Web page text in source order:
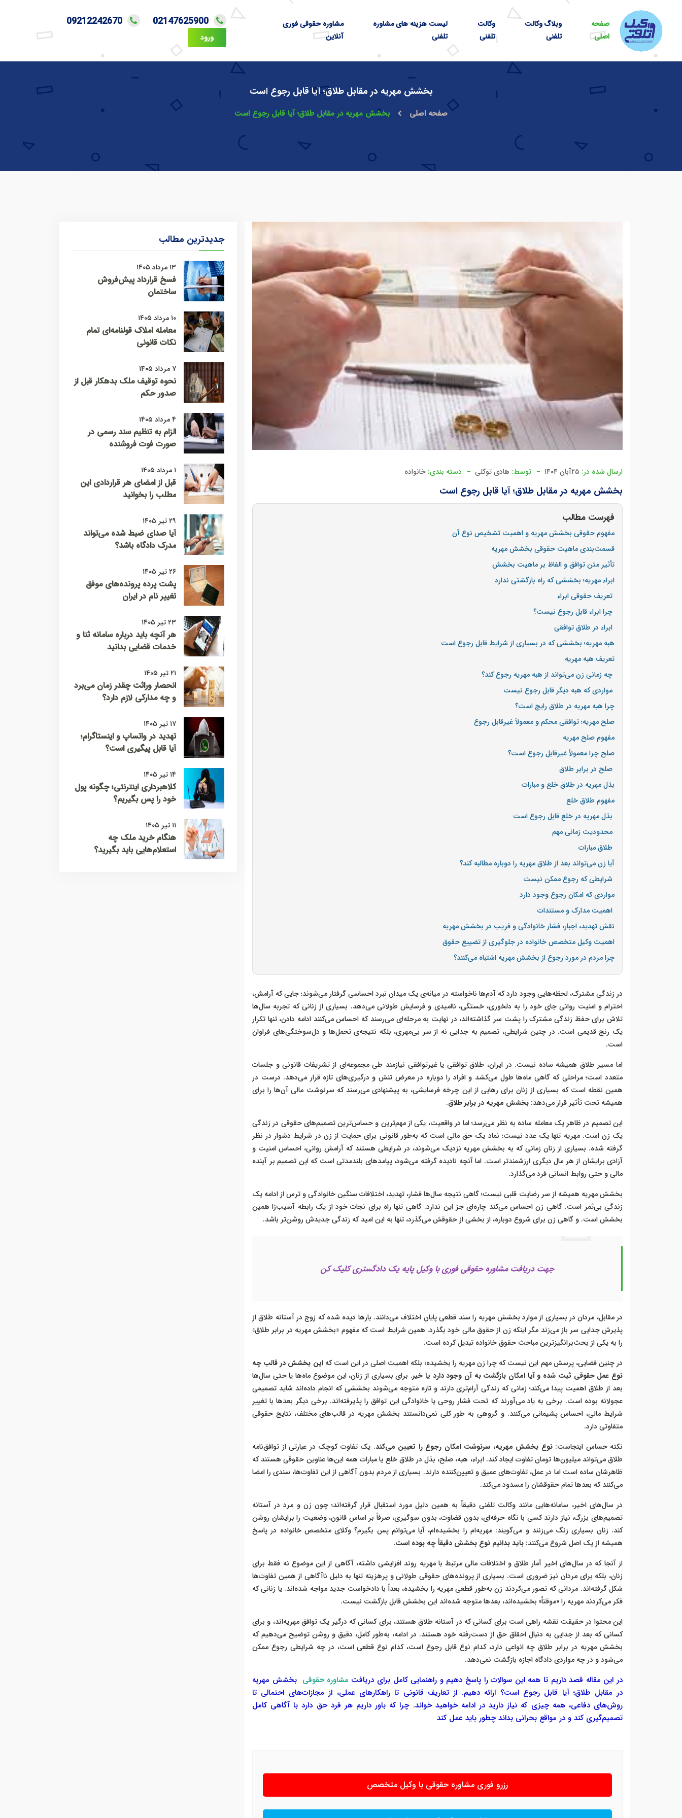
صفحه
اصلی
وبلاگ وکالت
تلفنی
وکالت
تلفنی
لیست هزینه های مشاوره
تلفنی
مشاوره حقوقی فوری
آنلاین
02147625900
09212242670
ورود
بخشش مهریه در مقابل طلاق؛ آیا قابل رجوع است
صفحه اصلی بخشش مهریه در مقابل طلاق؛ آیا قابل رجوع است
ارسال شده در: ۲۵آبان ۱۴۰۴ توسط: هادی توکلی دسته بندی: خانواده
بخشش مهریه در مقابل طلاق؛ آیا قابل رجوع است
فهرست مطالب
مفهوم حقوقی بخشش مهریه و اهمیت تشخیص نوع آن
قسمت‌بندی ماهیت حقوقی بخشش مهریه
تأثیر متن توافق و الفاظ بر ماهیت بخشش
ابراء مهریه؛ بخششی که راه بازگشتی ندارد
تعریف حقوقی ابراء
چرا ابراء قابل رجوع نیست؟
ابراء در طلاق توافقی
هبه مهریه؛ بخششی که در بسیاری از شرایط قابل رجوع است
تعریف هبه مهریه
چه زمانی زن می‌تواند از هبه مهریه رجوع کند؟
مواردی که هبه دیگر قابل رجوع نیست
چرا هبه مهریه در طلاق رایج است؟
صلح مهریه؛ توافقی محکم و معمولاً غیرقابل رجوع
مفهوم صلح مهریه
صلح چرا معمولاً غیرقابل رجوع است؟
صلح در برابر طلاق
بذل مهریه در طلاق خلع و مبارات
مفهوم طلاق خلع
بذل مهریه در خلع قابل رجوع است
محدودیت زمانی مهم
طلاق مبارات
آیا زن می‌تواند بعد از طلاق مهریه را دوباره مطالبه کند؟
شرایطی که رجوع ممکن نیست
مواردی که امکان رجوع وجود دارد
اهمیت مدارک و مستندات
نقش تهدید، اجبار، فشار خانوادگی و فریب در بخشش مهریه
اهمیت وکیل متخصص خانواده در جلوگیری از تضییع حقوق
چرا مردم در مورد رجوع از بخشش مهریه اشتباه می‌کنند؟
در زندگی مشترک، لحظه‌هایی وجود دارد که آدم‌ها ناخواسته در میانه‌ی یک میدان نبرد احساسی گرفتار می‌شوند؛ جایی که آرامش،
احترام و امنیت روانی جای خود را به دلخوری، خستگی، ناامیدی و فرسایش طولانی می‌دهد. بسیاری از زنانی که تجربه سال‌ها
تلاش برای حفظ زندگی مشترک را پشت سر گذاشته‌اند، در نهایت به مرحله‌ای می‌رسند که احساس می‌کنند ادامه دادن، تنها تکرار
یک رنج قدیمی است. در چنین شرایطی، تصمیم به جدایی نه از سر بی‌مهری، بلکه نتیجه‌ی تحمل‌ها و دل‌سوختگی‌های فراوان
است.
اما مسیر طلاق همیشه ساده نیست. در ایران، طلاق توافقی یا غیرتوافقی نیازمند طی مجموعه‌ای از تشریفات قانونی و جلسات
متعدد است؛ مراحلی که گاهی ماه‌ها طول می‌کشد و افراد را دوباره در معرض تنش و درگیری‌های تازه قرار می‌دهد. درست در
همین نقطه است که بسیاری از زنان برای رهایی از این چرخه فرسایشی، به پیشنهادی می‌رسند که سرنوشت مالی آن‌ها را برای
همیشه تحت تأثیر قرار می‌دهد: بخشش مهریه در برابر طلاق.
این تصمیم در ظاهر یک معامله ساده به نظر می‌رسد؛ اما در واقعیت، یکی از مهم‌ترین و حساس‌ترین تصمیم‌های حقوقی در زندگی
یک زن است. مهریه تنها یک عدد نیست؛ نماد یک حق مالی است که به‌طور قانونی برای حمایت از زن در شرایط دشوار در نظر
گرفته شده. بسیاری از زنان زمانی که به بخشش مهریه نزدیک می‌شوند، در شرایطی هستند که آرامش روانی، احساس امنیت و
آزادی برایشان از هر مال دیگری ارزشمندتر است. اما آنچه نادیده گرفته می‌شود، پیامدهای بلندمدتی است که این تصمیم بر آینده
مالی و حتی روابط انسانی فرد می‌گذارد.
بخشش مهریه همیشه از سر رضایت قلبی نیست؛ گاهی نتیجه سال‌ها فشار، تهدید، اختلافات سنگین خانوادگی و ترس از ادامه یک
زندگی بی‌ثمر است. گاهی زن احساس می‌کند چاره‌ای جز این ندارد. گاهی تنها راه برای نجات خود از یک رابطه آسیب‌زا همین
بخشش است. و گاهی زن برای شروع دوباره، از بخشی از حقوقش می‌گذرد، تنها به این امید که زندگی جدیدش روشن‌تر باشد.
جهت دریافت مشاوره حقوقی فوری با وکیل پایه یک دادگستری کلیک کن
در مقابل، مردان در بسیاری از موارد بخشش مهریه را سند قطعی پایان اختلاف می‌دانند. بارها دیده شده که زوج در آستانه طلاق از
پذیرش جدایی سر باز می‌زند مگر اینکه زن از حقوق مالی خود بگذرد. همین شرایط است که مفهوم «بخشش مهریه در برابر طلاق»
را به یکی از بحث‌برانگیزترین مباحث حقوق خانواده تبدیل کرده است.
در چنین فضایی، پرسش مهم این نیست که چرا زن مهریه را بخشیده؛ بلکه اهمیت اصلی در این است کهاین بخشش در قالب چه
نوع عمل حقوقی ثبت شده و آیا امکان بازگشت به آن وجود دارد یا خیر. برای بسیاری از زنان، این موضوع ماه‌ها یا حتی سال‌ها
بعد از طلاق اهمیت پیدا می‌کند؛ زمانی که زندگی آرام‌تری دارند و تازه متوجه می‌شوند بخششی که انجام داده‌اند شاید تصمیمی
عجولانه بوده است. برخی به یاد می‌آورند که تحت فشار روحی یا خانوادگی این توافق را پذیرفته‌اند. برخی دیگر بعدها با تغییر
شرایط مالی، احساس پشیمانی می‌کنند. و گروهی به طور کلی نمی‌دانستند بخشش مهریه در قالب‌های مختلف، نتایج حقوقی
متفاوتی دارد.
نکته حساس اینجاست:نوع بخشش مهریه، سرنوشت امکان رجوع را تعیین می‌کند. یک تفاوت کوچک در عبارتی از توافق‌نامه
طلاق می‌تواند میلیون‌ها تومان تفاوت ایجاد کند. ابراء، هبه، صلح، بذل در طلاق خلع یا مبارات همه این‌ها عناوین حقوقی هستند که
ظاهرشان ساده است اما در عمل، تفاوت‌های عمیق و تعیین‌کننده دارند. بسیاری از مردم بدون آگاهی از این تفاوت‌ها، سندی را امضا
می‌کنند که بعدها تمام حقوقشان را مسدود می‌کند.
در سال‌های اخیر، سامانه‌هایی مانند وکالت تلفنی دقیقاً به همین دلیل مورد استقبال قرار گرفته‌اند؛ چون زن و مرد در آستانه
تصمیم‌های بزرگ، نیاز دارند کسی با نگاه حرفه‌ای، بدون قضاوت، بدون سوگیری، صرفاً بر اساس قانون، وضعیت را برایشان روشن
کند. زنان بسیاری زنگ می‌زنند و می‌گویند: مهریه‌ام را بخشیده‌ام، آیا می‌توانم پس بگیرم؟ وکلای متخصص خانواده در پاسخ
همیشه از یک اصل شروع می‌کنند: باید بدانیم نوع بخشش دقیقاً چه بوده است.
از آنجا که در سال‌های اخیر آمار طلاق و اختلافات مالی مرتبط با مهریه روند افزایشی داشته، آگاهی از این موضوع نه فقط برای
زنان، بلکه برای مردان نیز ضروری است. بسیاری از پرونده‌های حقوقی طولانی و پرهزینه تنها به دلیل ناآگاهی از همین تفاوت‌ها
شکل گرفته‌اند. مردانی که تصور می‌کردند زن به‌طور قطعی مهریه را بخشیده، بعداً با دادخواست جدید مواجه شده‌اند. یا زنانی که
فکر می‌کردند مهریه را «موقتاً» بخشیده‌اند، بعدها متوجه شده‌اند این بخشش قابل بازگشت نیست.
این محتوا در حقیقت نقشه راهی است برای کسانی که در آستانه طلاق هستند، برای کسانی که درگیر یک توافق مهریه‌اند، و برای
کسانی که بعد از جدایی به دنبال احقاق حق از دست‌رفته خود هستند. در ادامه، به‌طور کامل، دقیق و روشن توضیح می‌دهیم که
بخشش مهریه در برابر طلاق چه انواعی دارد، کدام نوع قابل رجوع است، کدام نوع قطعی است، در چه شرایطی رجوع ممکن
می‌شود و در چه مواردی دادگاه اجازه بازگشت نمی‌دهد.
در این مقاله قصد داریم تا همه این سوالات را پاسخ دهیم و راهنمایی کامل برای دریافت مشاوره حقوقی بخشش مهریه
در مقابل طلاق؛ آیا قابل رجوع است؟ ارائه دهیم. از تعاریف قانونی تا راهکارهای عملی، از مجازات‌های احتمالی تا
روش‌های دفاعی، همه چیزی که نیاز دارید در ادامه خواهید خواند. چرا که باور داریم هر فرد حق دارد با آگاهی کامل
تصمیم‌گیری کند و در مواقع بحرانی بداند چطور باید عمل کند
رزرو فوری مشاوره حقوقی با وکیل متخصص
جدیدترین مطالب
۱۳ مرداد ۱۴۰۵
فسخ قرارداد پیش‌فروش
ساختمان
۱۰ مرداد ۱۴۰۵
معامله املاک قولنامه‌ای تمام
نکات قانونی
۷ مرداد ۱۴۰۵
نحوه توقیف ملک بدهکار قبل از
صدور حکم
۴ مرداد ۱۴۰۵
الزام به تنظیم سند رسمی در
صورت فوت فروشنده
۱ مرداد ۱۴۰۵
قبل از امضای هر قراردادی این
مطلب را بخوانید
۲۹ تیر ۱۴۰۵
آیا صدای ضبط شده می‌تواند
مدرک دادگاه باشد؟
۲۶ تیر ۱۴۰۵
پشت پرده پرونده‌های موفق
تغییر نام در ایران
۲۳ تیر ۱۴۰۵
هر آنچه باید درباره سامانه ثنا و
خدمات قضایی بدانید
۲۱ تیر ۱۴۰۵
انحصار وراثت چقدر زمان می‌برد
و چه مدارکی لازم دارد؟
۱۷ تیر ۱۴۰۵
تهدید در واتساپ و اینستاگرام؛
آیا قابل پیگیری است؟
۱۴ تیر ۱۴۰۵
کلاهبرداری اینترنتی؛ چگونه پول
خود را پس بگیریم؟
۱۱ تیر ۱۴۰۵
هنگام خرید ملک چه
استعلام‌هایی باید بگیرید؟